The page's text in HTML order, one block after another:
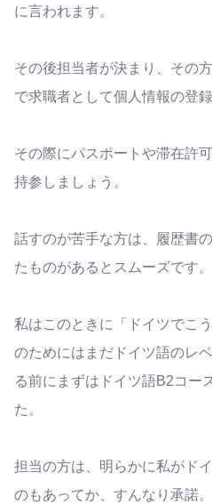
に言われます。
その後担当者が決まり、その
で求職者として個人情報の登
その際にパスポートや滞在許
持参しましょう。
話すのが苦手な方は、履歴書
たものがあるとスムーズです。
私はこのときに「ドイツでこ
のためにはまだドイツ語のレ
る前にまずはドイツ語B2コー
た。
担当の方は、明らかに私がド
のもあってか、すんなり承諾。